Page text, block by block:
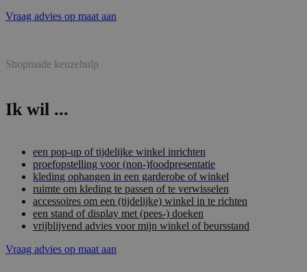
Vraag advies op maat aan
Shopmade keuzehulp
Ik wil ...
een pop-up of tijdelijke winkel inrichten
proefopstelling voor (non-)foodpresentatie
kleding ophangen in een garderobe of winkel
ruimte om kleding te passen of te verwisselen
accessoires om een (tijdelijke) winkel in te richten
een stand of display met (pees-) doeken
vrijblijvend advies voor mijn winkel of beursstand
Vraag advies op maat aan